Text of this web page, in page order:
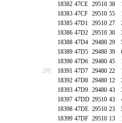
18382 47CE 29510 38
18383 47CF 29510 55
18385 47D1 29510 27
18386 47D2 29510 30
18388 47D4 29480 29
18389 47D5 29480 39
18390 47D6 29480 45
200
18391 47D7 29480 22
18392 47D8 29480 12
18393 47D9 29480 43
18397 47DD 29510 43
18398 47DE 29510 23
18399 47DF 29510 13